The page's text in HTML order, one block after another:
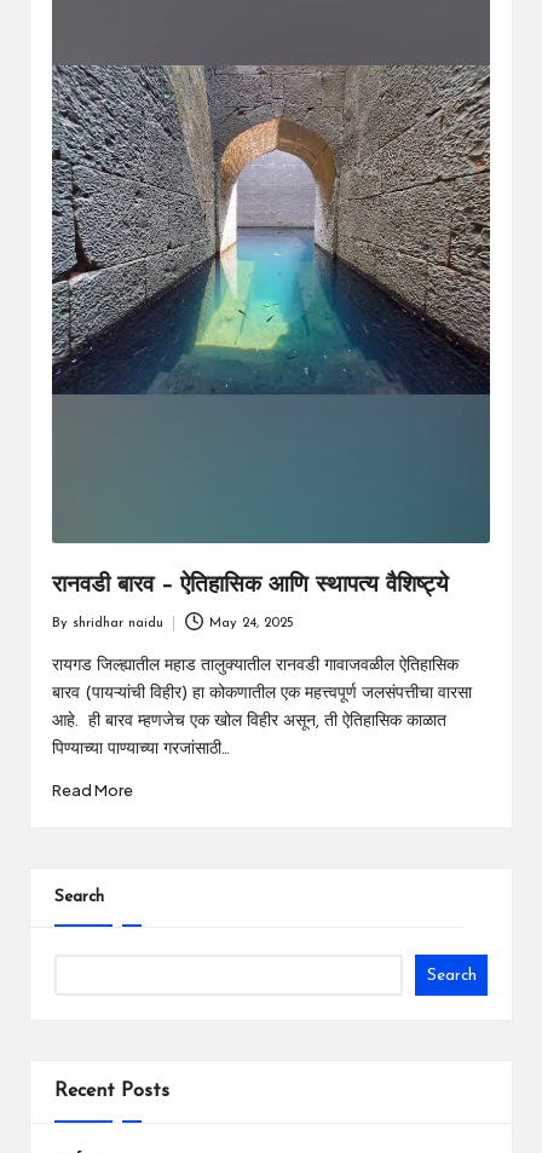
रानवडी बारव – ऐतिहासिक आणि स्थापत्य वैशिष्ट्ये
by
By shridhar naidu May 24, 2025
रायगड जिल्ह्यातील महाड तालुक्यातील रानवडी गावाजवळील ऐतिहासिक
बारव (पायऱ्यांची विहीर) हा कोकणातील एक महत्त्वपूर्ण जलसंपत्तीचा वारसा
आहे. ही बारव म्हणजेच एक खोल विहीर असून, ती ऐतिहासिक काळात
पिण्याच्या पाण्याच्या गरजांसाठी…
Read More
Search
Search
Recent Posts